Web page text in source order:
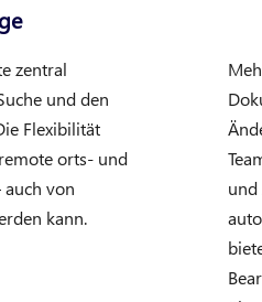
zentral
und den
Flexibilität
orts- und
von
kann.
und